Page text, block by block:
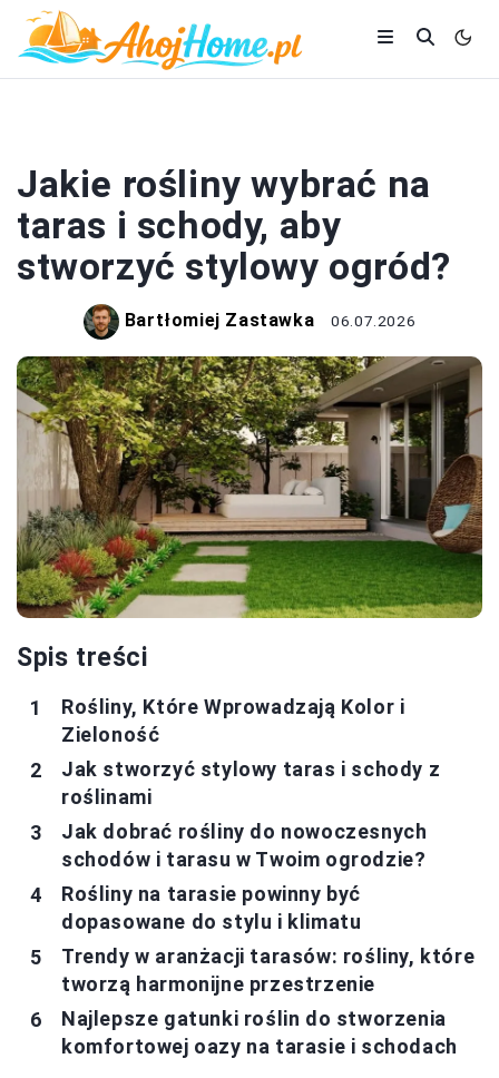
Jakie rośliny wybrać na
taras i schody, aby
stworzyć stylowy ogród?
Bartłomiej Zastawka 06.07.2026
Spis treści
Rośliny, Które Wprowadzają Kolor i
Zieloność
Jak stworzyć stylowy taras i schody z
roślinami
Jak dobrać rośliny do nowoczesnych
schodów i tarasu w Twoim ogrodzie?
Rośliny na tarasie powinny być
dopasowane do stylu i klimatu
Trendy w aranżacji tarasów: rośliny, które
tworzą harmonijne przestrzenie
Najlepsze gatunki roślin do stworzenia
komfortowej oazy na tarasie i schodach